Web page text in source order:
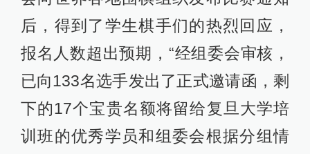
后，得到了学生棋手们的热烈回应，
报名人数超出预期，“经组委会审核，
已向133名选手发出了正式邀请函，剩
下的17个宝贵名额将留给复旦大学培
训班的优秀学员和组委会根据分组情